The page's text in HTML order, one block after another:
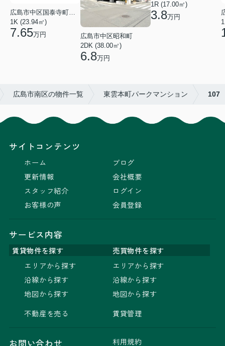
広島市中区国泰寺町２丁目
1K (23.94㎡)
7.65万円
広島市中区昭和町
2DK (38.00㎡)
6.8万円
1R (17.00㎡)
3.8万円
広島市南区の物件一覧 東雲本町パークマンション 107
サイトコンテンツ
ホーム
更新情報
スタッフ紹介
お客様の声
ブログ
会社概要
ログイン
会員登録
サービス内容
賃貸物件を探す
売買物件を探す
エリアから探す
沿線から探す
地図から探す
不動産を売る
エリアから探す
沿線から探す
地図から探す
賃貸管理
お問い合わせ 利用規約